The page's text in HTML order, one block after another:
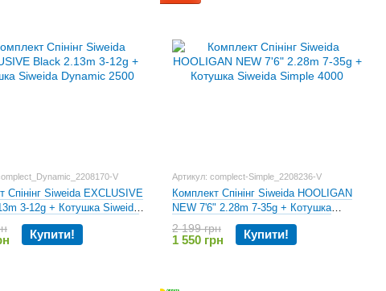
V
Спінінг Siweida EXCLUSIVE
3-12g + Котушка Siweida
2500
Купити!
Артикул: complect-Simple_2208236-V
Комплект Спінінг Siweida HOOLIGAN
NEW 7'6" 2.28m 7-35g + Котушка
Siweida Simple 4000
2 199 грн
1 550 грн Купити!